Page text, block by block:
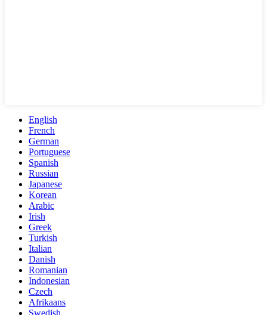
English
French
German
Portuguese
Spanish
Russian
Japanese
Korean
Arabic
Irish
Greek
Turkish
Italian
Danish
Romanian
Indonesian
Czech
Afrikaans